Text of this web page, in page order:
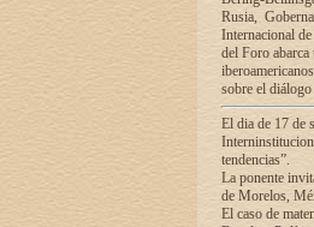
Rusia,
Internacional
del Foro
sobre el
El dia de 17 de
tendencias”.
La ponente
de Morelos,
El caso de